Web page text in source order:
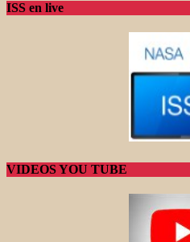
ISS en live
VIDEOS YOU TUBE